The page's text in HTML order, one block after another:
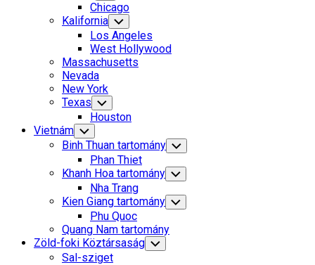
Child
Menu
Chicago
Kalifornia Toggle
Child
Menu
Los Angeles
West Hollywood
Massachusetts
Nevada
New York
Texas Toggle
Child
Menu
Houston
Vietnám Toggle
Child
Menu
Binh Thuan tartomány Toggle
Child
Menu
Phan Thiet
Khanh Hoa tartomány Toggle
Child
Menu
Nha Trang
Kien Giang tartomány Toggle
Child
Phu Quoc
Quang Nam tartomány
Zöld-foki Köztársaság Toggle
Child
Sal-sziget